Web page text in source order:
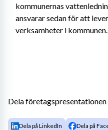
kommunernas
ansvarar sedan för att
verksamheter i kommunen.
Dela företagspresentationen
Dela på LinkedIn Dela på